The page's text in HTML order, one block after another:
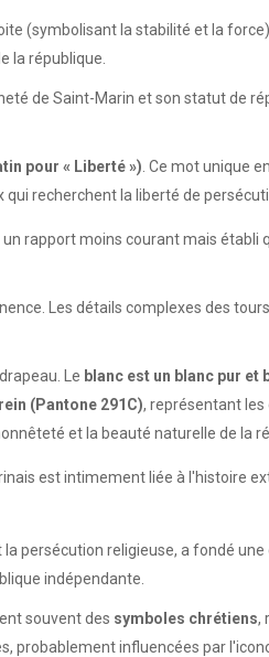
(symbolisant la stabilité et la
la république.
de Saint-Marin et son statut de
pour « Liberté ») . Ce mot unique
recherchent la liberté de
rapport moins courant mais
Les détails complexes des
Le blanc est un blanc pur et
(Pantone 291C), représentant les
et la beauté naturelle de la
est intimement liée à l'histoire
persécution religieuse, a fondé
indépendante.
souvent des symboles chrétiens,
influencées par